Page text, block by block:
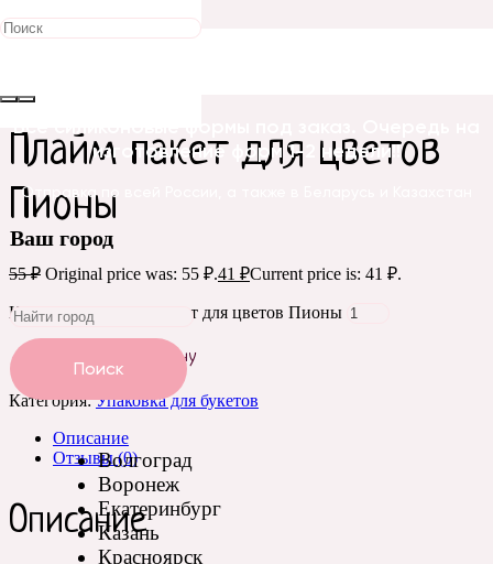
Все силиконовые формы под заказ. Очередь на
изготовление форм 1-2 недели!!
Отправка по всей России, а также в Беларусь и Казахстан
Ваш город
Поиск
Волгоград
Воронеж
Екатеринбург
Казань
Красноярск
Распродажа!
Плайм пакет для цветов
Пионы
55₽ Original price was: 55 ₽.41 ₽Current price is: 41 ₽.
Количество Плайм пакет для цветов Пионы
Добавить в корзину
Категория:Упаковка для букетов
Описание
Отзывы (0)
Описание